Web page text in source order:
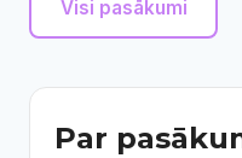
Visi pasākumi
Par